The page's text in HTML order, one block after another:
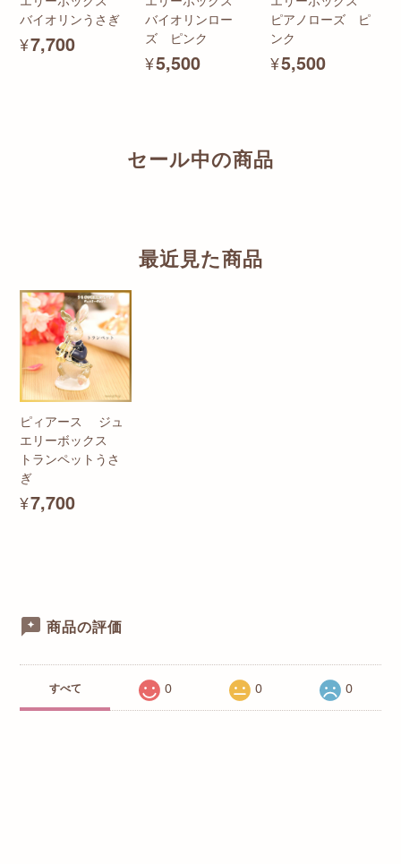
バイオリンうさぎ
¥7,700
バイオリンロー
ズ ピンク
¥5,500
ピアノローズ ピ
ンク
¥5,500
セール中の商品
最近見た商品
ピィアース ジュ
エリーボックス
トランペットうさ
ぎ
¥7,700
商品の評価
すべて 0 0 0